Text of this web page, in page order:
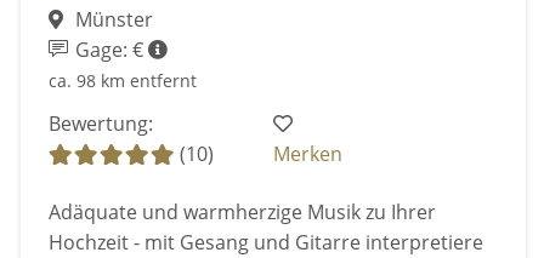
Münster
Gage: €
ca. 98 km entfernt
Bewertung:
(10)
Merken
Adäquate und warmherzige Musik zu Ihrer
Hochzeit - mit Gesang und Gitarre interpretiere